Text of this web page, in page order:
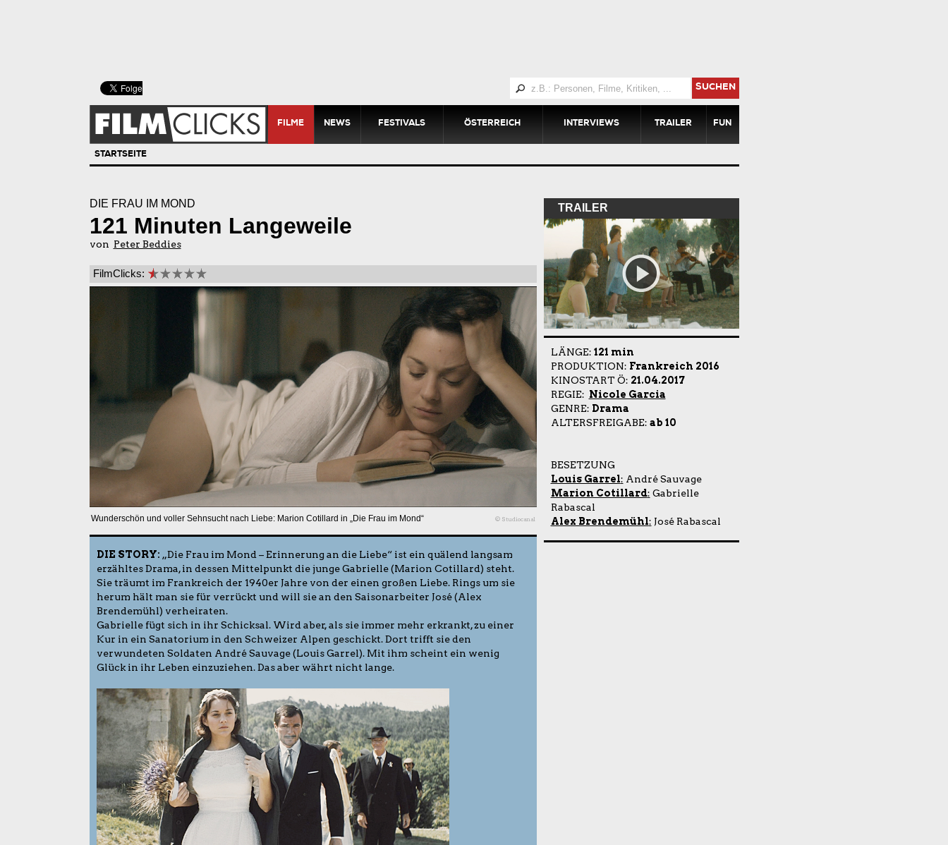
SUCHEN
FILME NEWS FESTIVALS ÖSTERREICH INTERVIEWS TRAILER FUN
STARTSEITE
DIE FRAU IM MOND
121 Minuten Langeweile
von Peter Beddies
FilmClicks:
Wunderschön und voller Sehnsucht nach Liebe: Marion Cotillard in „Die Frau im Mond“ © Studiocanal
DIE STORY: „Die Frau im Mond – Erinnerung an die Liebe“ ist ein quälend langsam
erzähltes Drama, in dessen Mittelpunkt die junge Gabrielle (Marion Cotillard) steht.
Sie träumt im Frankreich der 1940er Jahre von der einen großen Liebe. Rings um sie
herum hält man sie für verrückt und will sie an den Saisonarbeiter José (Alex
Brendemühl) verheiraten.
Gabrielle fügt sich in ihr Schicksal. Wird aber, als sie immer mehr erkrankt, zu einer
Kur in ein Sanatorium in den Schweizer Alpen geschickt. Dort trifft sie den
verwundeten Soldaten André Sauvage (Louis Garrel). Mit ihm scheint ein wenig
Glück in ihr Leben einzuziehen. Das aber währt nicht lange.
TRAILER
LÄNGE: 121 min
PRODUKTION: Frankreich 2016
KINOSTART Ö: 21.04.2017
REGIE: Nicole Garcia
GENRE: Drama
ALTERSFREIGABE: ab 10
BESETZUNG
Louis Garrel: André Sauvage
Marion Cotillard: Gabrielle
Rabascal
Alex Brendemühl: José Rabascal